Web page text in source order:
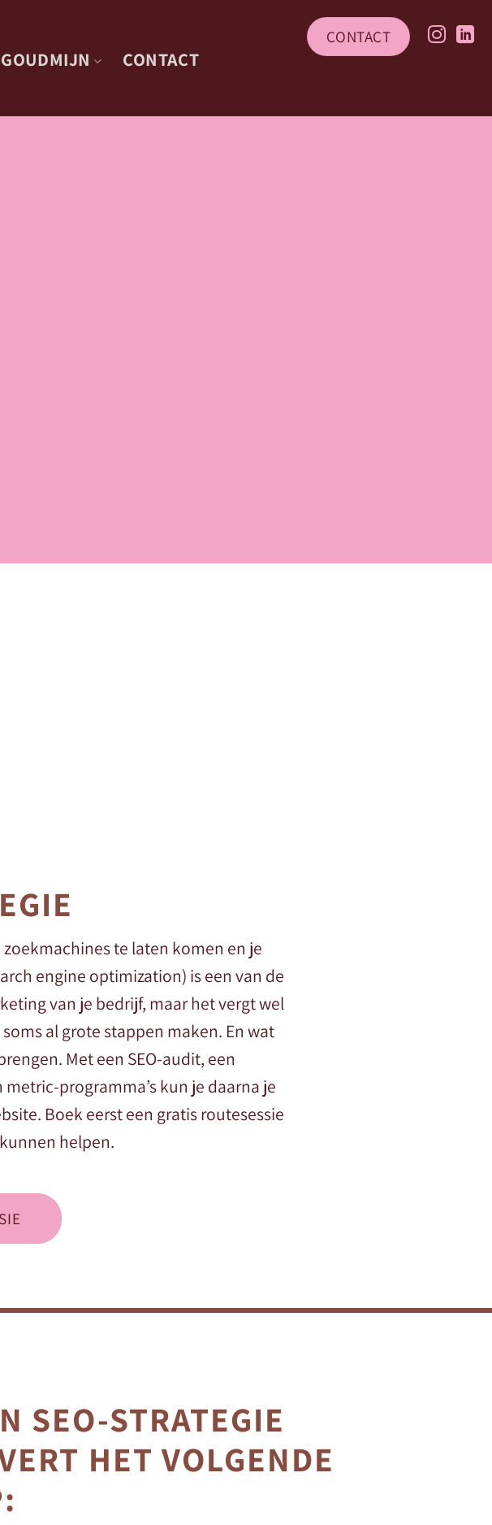
CONTACT
CONTACT
te laten komen en je
engine optimization) is een van de
van je bedrijf, maar het vergt wel
al grote stappen maken. En wat
Met een SEO-audit, een
programma’s kun je daarna je
Boek eerst een gratis routesessie
helpen.
SEO-STRATEGIE
HET VOLGENDE